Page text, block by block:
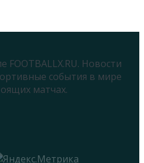
FOOTBALLX.RU. Новости
события в мире
матчах.